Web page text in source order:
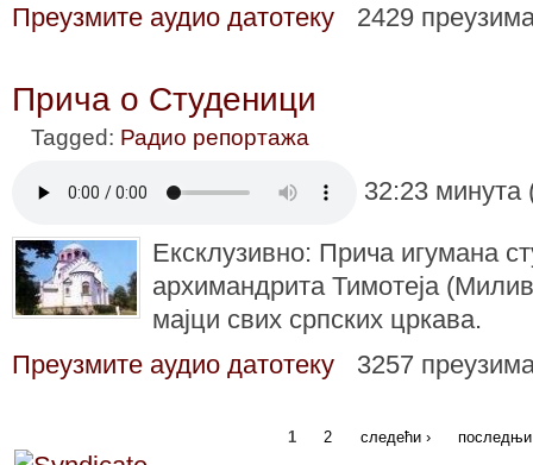
Преузмите аудио датотеку
2429
Прича о Студеници
Tagged: Радио репортажа
32:23
Ексклузивно: Прича игумана
архимандрита Тимотеја
мајци свих српских цркава.
Преузмите аудио датотеку
3257
1 2 следећи ›